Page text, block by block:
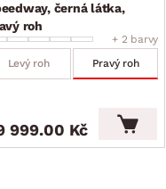
černá látka,
roh
+ 2 barvy
Levý roh
Pravý roh
999.00 Kč